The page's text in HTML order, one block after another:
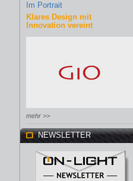
Im Portrait
Klares Design mit
Innovation vereint
mehr >>
NEWSLETTER